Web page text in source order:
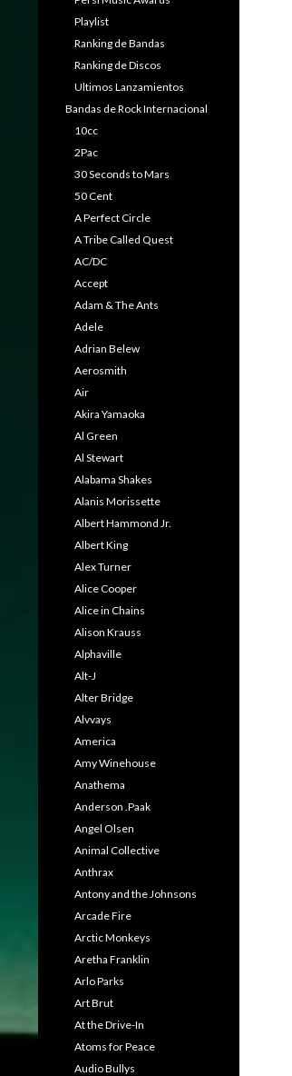
Playlist
Ranking de Bandas
Ranking de Discos
Ultimos Lanzamientos
Bandas de Rock Internacional
10cc
2Pac
30 Seconds to Mars
50 Cent
A Perfect Circle
A Tribe Called Quest
AC/DC
Accept
Adam & The Ants
Adele
Adrian Belew
Aerosmith
Air
Akira Yamaoka
Al Green
Al Stewart
Alabama Shakes
Alanis Morissette
Albert Hammond Jr.
Albert King
Alex Turner
Alice Cooper
Alice in Chains
Alison Krauss
Alphaville
Alt-J
Alter Bridge
Alvvays
America
Amy Winehouse
Anathema
Anderson .Paak
Angel Olsen
Animal Collective
Anthrax
Antony and the Johnsons
Arcade Fire
Arctic Monkeys
Aretha Franklin
Arlo Parks
Art Brut
At the Drive-In
Atoms for Peace
Audio Bullys